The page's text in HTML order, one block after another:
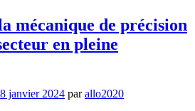
mécanique de précision
en pleine
janvier 2024 parallo2020